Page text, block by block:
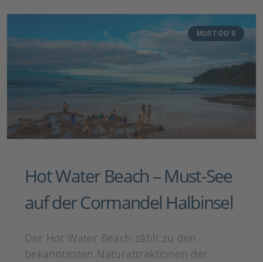
MUST-DO`S
Hot Water Beach – Must-See
auf der Cormandel Halbinsel
Der Hot Water Beach zählt zu den
bekanntesten Naturattraktionen der